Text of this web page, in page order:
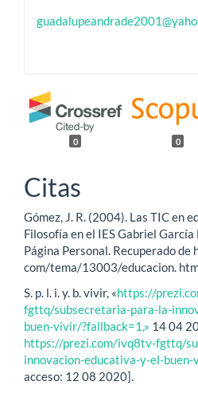
0 0
Citas
Gómez, J. R. (2004). Las TIC en
Filosofía en el IES Gabriel
Página Personal. Recuperado
com/tema/13003/educacion.
S. p. l. i. y. b. vivir, «https://
fgttq/subsecretaria-para-la-
buen-vivir/?fallback=1,» 14 04
https://prezi.com/ivq8tv-fgttq/
innovacion-educativa-y-el-
acceso: 12 08 2020].